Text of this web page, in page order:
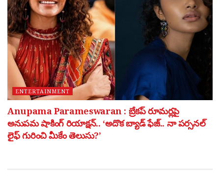
ENTERTAINMENT
Anupama Parameswaran : బ్రేకప్ రూమర్లపై
అనుపమ షాకింగ్ రియాక్షన్.. ‘అదొక బ్యాడ్ ఫేజ్.. నా పర్సనల్
లైఫ్ గురించి మీకేం తెలుసు?’